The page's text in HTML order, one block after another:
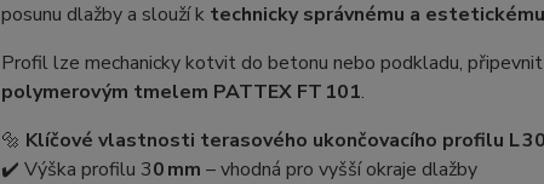
posunu dlažby a slouží k technicky správnému a
Profil lze mechanicky kotvit do betonu nebo podkladu,
polymerovým tmelem PATTEX FT 101.
🔩 Klíčové vlastnosti terasového ukončovacího profilu L
✔️ Výška profilu 30 mm – vhodná pro vyšší okraje dlažby